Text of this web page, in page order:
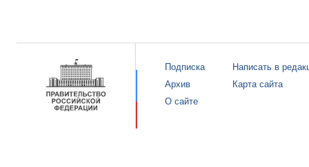
Подписка
Архив
О сайте
Написать в
Карта сайта